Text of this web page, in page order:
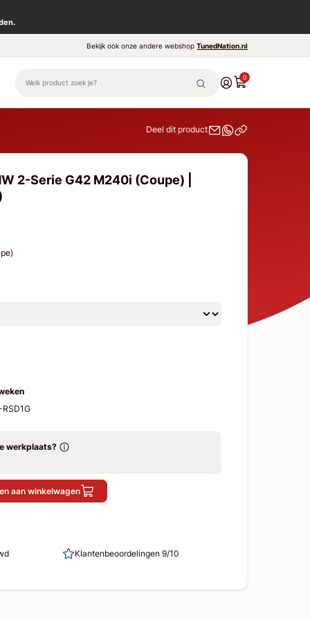
Bekijk ook onze andere webshopTunedNation.nl
0
Deel dit product
2-Serie G42 M240i (Coupe) |
werkplaats?
aan winkelwagen
Klantenbeoordelingen 9/10